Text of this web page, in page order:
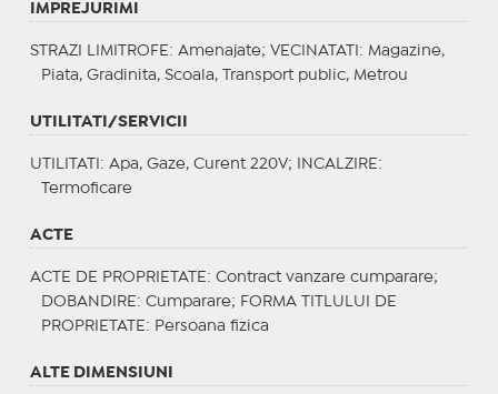
IMPREJURIMI
STRAZI LIMITROFE : Amenajate; VECINATATI : Magazine,
Piata, Gradinita, Scoala, Transport public, Metrou
UTILITATI/SERVICII
UTILITATI : Apa, Gaze, Curent 220V; INCALZIRE :
Termoficare
ACTE
ACTE DE PROPRIETATE : Contract vanzare cumparare;
DOBANDIRE : Cumparare; FORMA TITLULUI DE
PROPRIETATE : Persoana fizica
ALTE DIMENSIUNI